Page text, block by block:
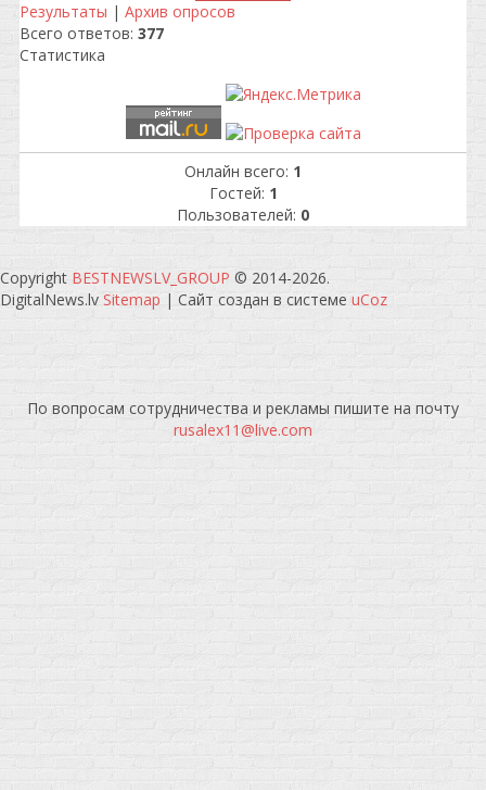
Результаты | Архив опросов
Всего ответов: 377
Статистика
Онлайн всего: 1
Гостей: 1
Пользователей: 0
Copyright BESTNEWSLV_GROUP © 2014-2026.
DigitalNews.lv Sitemap | Сайт создан в системе uCoz
По вопросам сотрудничества и рекламы пишите на почту
rusalex11@live.com